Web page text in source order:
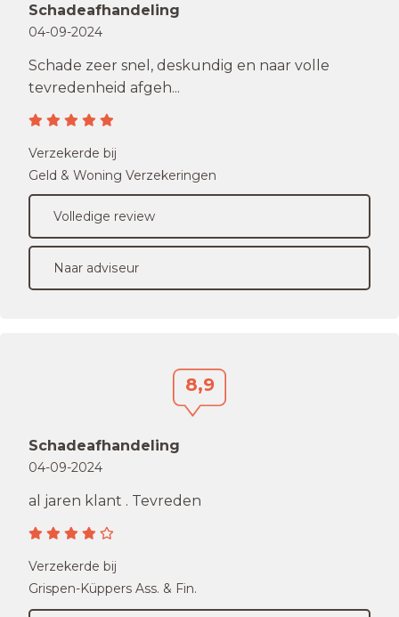
Schadeafhandeling
04-09-2024
Schade zeer snel, deskundig en naar volle
tevredenheid afgeh...
Verzekerde bij
Geld & Woning Verzekeringen
Volledige review
Naar adviseur
8,9
Schadeafhandeling
04-09-2024
al jaren klant . Tevreden
Verzekerde bij
Grispen-Küppers Ass. & Fin.